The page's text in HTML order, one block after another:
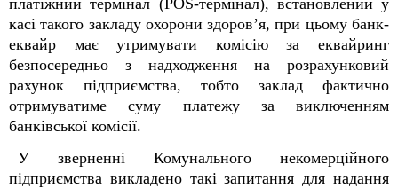
платіжний термінал (POS-термінал), встановлений у
касі такого закладу охорони здоров’я, при цьому банк-
еквайр має утримувати комісію за еквайринг
безпосередньо з надходження на розрахунковий
рахунок підприємства, тобто заклад фактично
отримуватиме суму платежу за виключенням
банківської комісії.
У зверненні Комунального некомерційного
підприємства викладено такі запитання для надання